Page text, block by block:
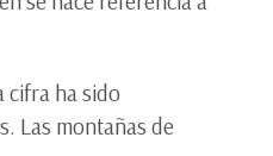
cifra ha sido
Las montañas de